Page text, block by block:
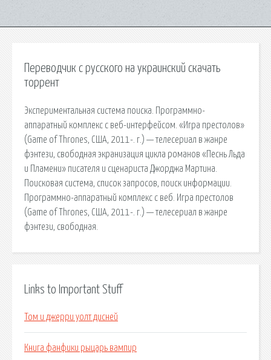
Переводчик с русского на украинский скачать
торрент
Экспериментальная система поиска. Программно-
аппаратный комплекс с веб-интерфейсом. «Игра престолов»
(Game of Thrones, США, 2011-. г.) — телесериал в жанре
фэнтези, свободная экранизация цикла романов «Песнь Льда
и Пламени» писателя и сценариста Джорджа Мартина.
Поисковая сиcтема, список запросов, поиск информации.
Программно-аппаратный комплекс с веб. Игра престолов
(Game of Thrones, США, 2011-. г.) — телесериал в жанре
фэнтези, свободная.
Links to Important Stuff
Том и джерри уолт дисней
Книга фанфики рыцарь вампир